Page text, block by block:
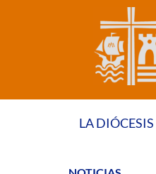
LA DIÓCESIS